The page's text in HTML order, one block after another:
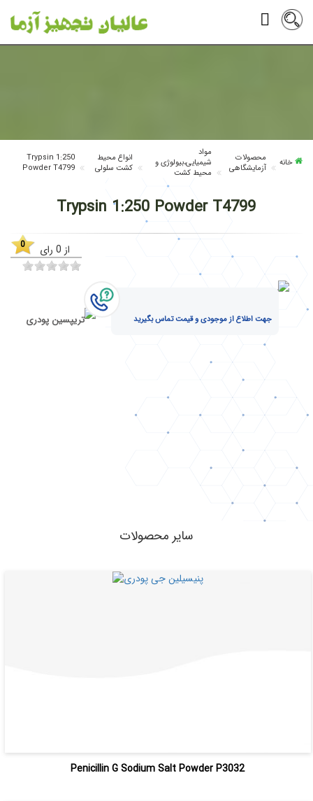
خانه
محصولات
آزمایشگاهی
مواد
شیمیایی،بیولوژی و
محیط کشت
انواع محیط
کشت سلولی
Trypsin 1:250
Powder T4799
Trypsin 1:250 Powder T4799
از 0 رای 0
جهت اطلاع از موجودی و قیمت تماس بگیرید
سایر محصولات
Penicillin G Sodium Salt Powder P3032